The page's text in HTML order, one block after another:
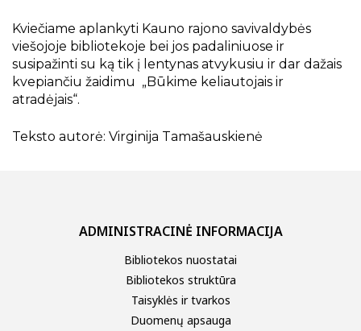
Kviečiame aplankyti Kauno rajono savivaldybės
viešojoje bibliotekoje bei jos padaliniuose ir
susipažinti su ką tik į lentynas atvykusiu ir dar dažais
kvepiančiu žaidimu „Būkime keliautojais ir
atradėjais“.
Teksto autorė: Virginija Tamašauskienė
ADMINISTRACINĖ INFORMACIJA
Bibliotekos nuostatai
Bibliotekos struktūra
Taisyklės ir tvarkos
Duomenų apsauga